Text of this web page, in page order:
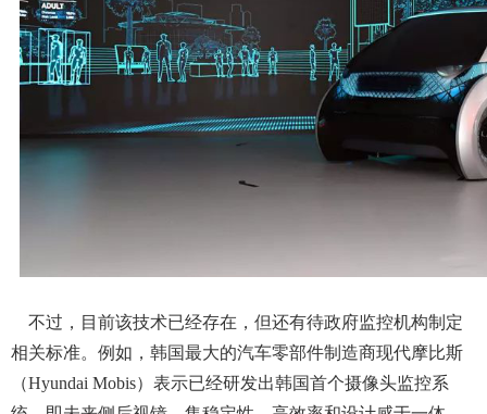
不过，目前该技术已经存在，但还有待政府监控机构制定
相关标准。例如，韩国最大的汽车零部件制造商现代摩比斯
（Hyundai Mobis）表示已经研发出韩国首个摄像头监控系